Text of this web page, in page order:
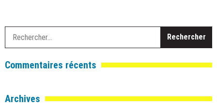
Commentaires récents
Archives